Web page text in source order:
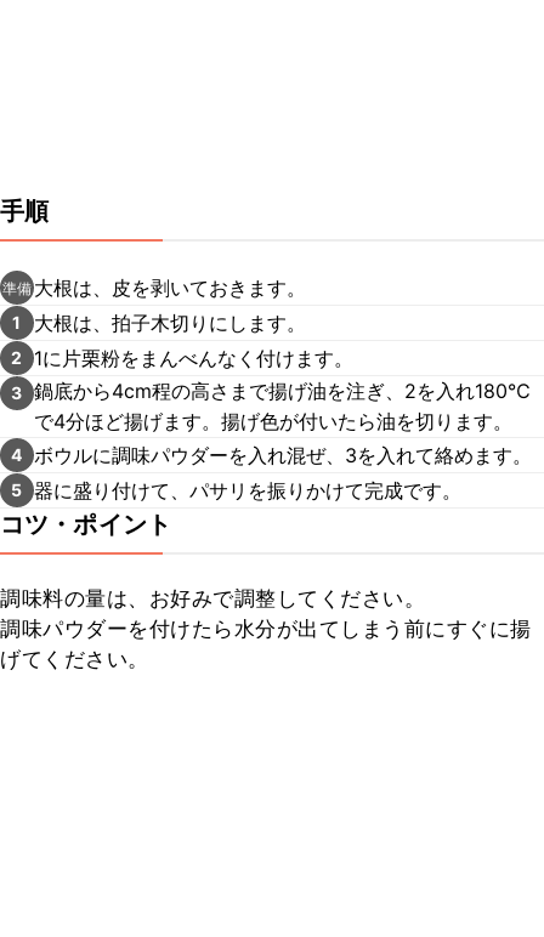
手順
準備 大根は、皮を剥いておきます。
1 大根は、拍子木切りにします。
2 1に片栗粉をまんべんなく付けます。
3 鍋底から4cm程の高さまで揚げ油を注ぎ、2を入れ180℃
で4分ほど揚げます。揚げ色が付いたら油を切ります。
4 ボウルに調味パウダーを入れ混ぜ、3を入れて絡めます。
5 器に盛り付けて、パサリを振りかけて完成です。
コツ・ポイント
調味料の量は、お好みで調整してください。
調味パウダーを付けたら水分が出てしまう前にすぐに揚
げてください。